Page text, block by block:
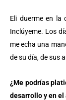
Eli duerme en la
Inclúyeme. Los
me echa una
de su día, de sus
¿Me podrías
desarrollo y en el